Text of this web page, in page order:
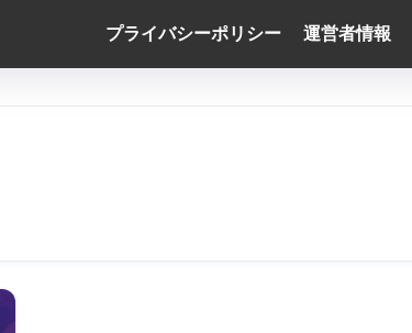
プライバシーポリシー 運営者情報